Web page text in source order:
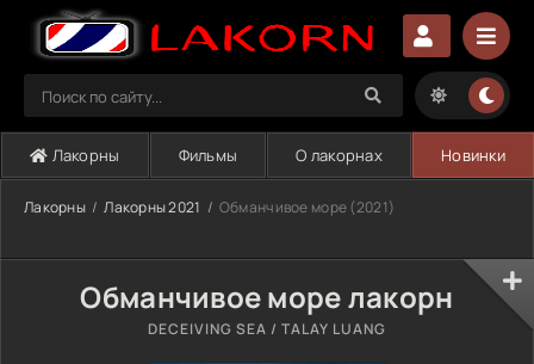
Лакорны Фильмы О лакорнах Новинки
Лакорны Лакорны 2021 Обманчивое море (2021)
Обманчивое море лакорн
DECEIVING SEA / TALAY LUANG